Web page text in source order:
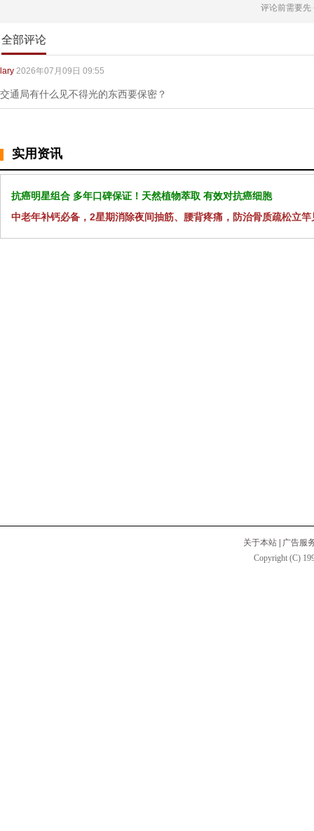
评论前需要先
全部评论
lary 2026年07月09日 09:55
交通局有什么见不得光的东西要保密？
实用资讯
抗癌明星组合 多年口碑保证！天然植物萃取 有效对抗癌细胞
中老年补钙必备，2星期消除夜间抽筋、腰背疼痛，防治骨质疏松立竿
关于本站
广告服
Copyright (C)